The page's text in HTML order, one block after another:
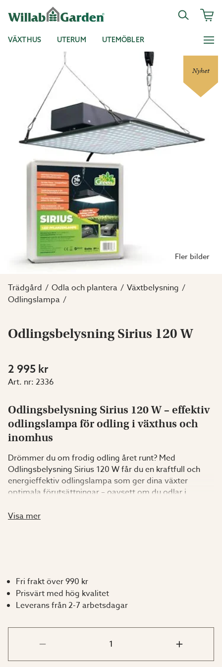
VÄXTHUS UTERUM UTEMÖBLER
Fler bilder
Nyhet
Trädgård Odla och plantera
Växtbelysning
Odlingslampa
Odlingsbelysning Sirius 120 W
2 995 kr
Art. nr: 2336
Odlingsbelysning Sirius 120 W – effektiv
odlingslampa för odling i växthus och
inomhus
Drömmer du om frodig odling året runt? Med
Odlingsbelysning Sirius 120 W får du en kraftfull och
energieffektiv odlingslampa som ger dina växter
optimala förutsättningar – oavsett om du odlar i
ljusvåglängder (3000 K, 6500 K, 660 nm och 730 nm)
skapas ett balanserat ljus som främjar starka, friska
plantor och en riklig skörd.
Med sina 120 W levererar Sirius en jämn och kraftfull
belysning samtidigt som energiförbrukningen hålls låg
– perfekt för dig som vill ha en hållbar och
kostnadseffektiv lösning för din odling i växthus.
Visa mer
Fri frakt över 990 kr
Prisvärt med hög kvalitet
Leverans från 2-7 arbetsdagar